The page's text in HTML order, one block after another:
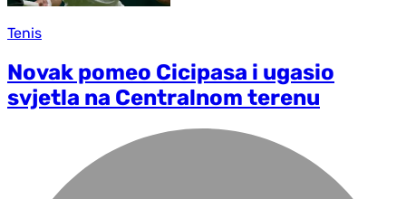
Tenis
Novak pomeo Cicipasa i ugasio
svjetla na Centralnom terenu